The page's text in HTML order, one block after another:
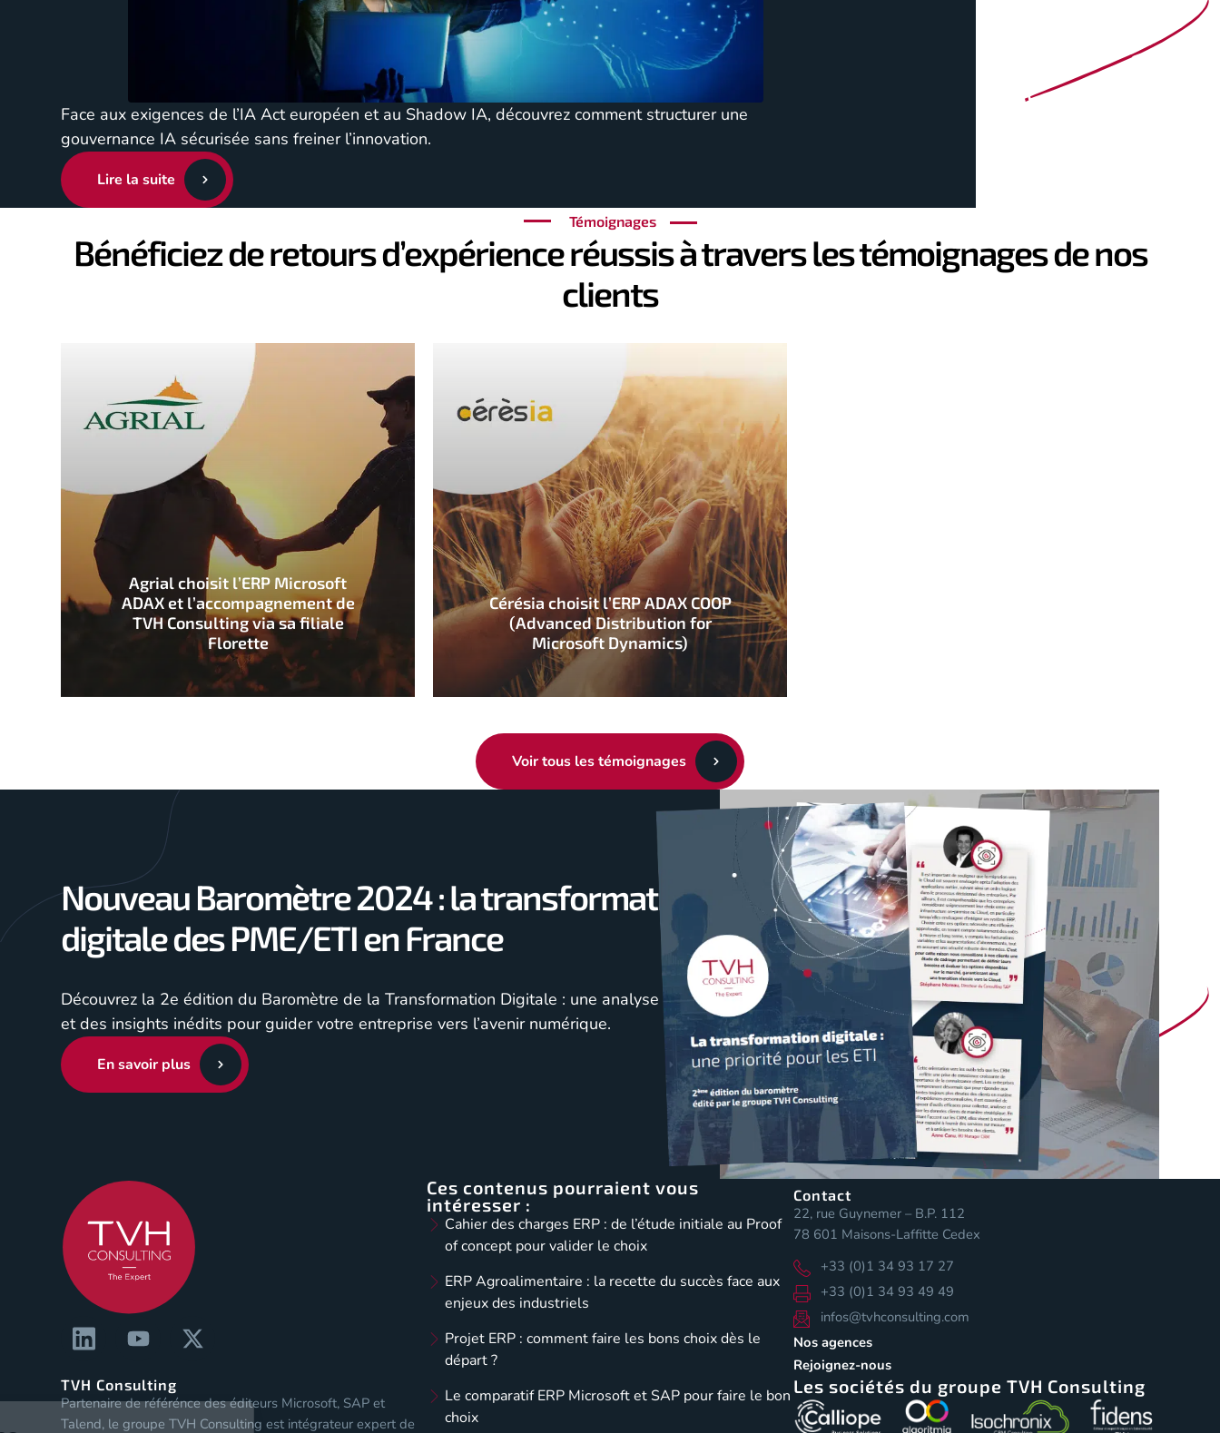
Face aux exigences de l’IA Act européen et au Shadow IA, découvrez comment structurer une
gouvernance IA sécurisée sans freiner l’innovation.
Lire la suite
Témoignages
Bénéficiez de retours d’expérience réussis à travers les témoignages de nos
clients
Agrial choisit l’ERP Microsoft
ADAX et l’accompagnement de
TVH Consulting via sa filiale
Florette
Cérésia choisit l’ERP ADAX COOP
(Advanced Distribution for
Microsoft Dynamics)
Voir tous les témoignages
Nouveau Baromètre 2024 : la transformation
digitale des PME/ETI en France
Découvrez la 2e édition du Baromètre de la Transformation Digitale : une analyse pointue
et des insights inédits pour guider votre entreprise vers l’avenir numérique.
En savoir plus
TVH Consulting
Partenaire de référénce des éditeurs Microsoft, SAP et
Talend, le groupe TVH Consulting est intégrateur expert de
Ces contenus pourraient vous
intéresser :
Cahier des charges ERP : de l’étude initiale au Proof
of concept pour valider le choix
ERP Agroalimentaire : la recette du succès face aux
enjeux des industriels
Projet ERP : comment faire les bons choix dès le
départ ?
Le comparatif ERP Microsoft et SAP pour faire le bon
choix
Contact
22, rue Guynemer – B.P. 112
78 601 Maisons-Laffitte Cedex
+33 (0)1 34 93 17 27
+33 (0)1 34 93 49 49
infos@tvhconsulting.com
Nos agences
Rejoignez-nous
Les sociétés du groupe TVH Consulting
Les Cookies